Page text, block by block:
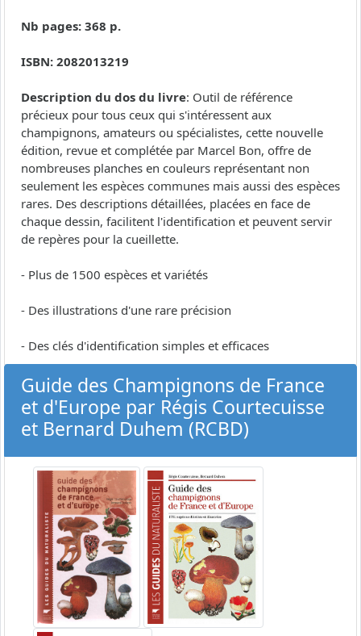
Nb pages: 368 p.
ISBN: 2082013219
Description du dos du livre: Outil de référence
précieux pour tous ceux qui s'intéressent aux
champignons, amateurs ou spécialistes, cette nouvelle
édition, revue et complétée par Marcel Bon, offre de
nombreuses planches en couleurs représentant non
seulement les espèces communes mais aussi des espèces
rares. Des descriptions détaillées, placées en face de
chaque dessin, facilitent l'identification et peuvent servir
de repères pour la cueillette.
- Plus de 1500 espèces et variétés
- Des illustrations d'une rare précision
- Des clés d'identification simples et efficaces
Guide des Champignons de France
et d'Europe par Régis Courtecuisse
et Bernard Duhem (RCBD)